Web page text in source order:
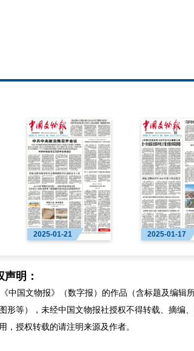
2025-01-21 2025-01-17
声明：
国文物报》（数字报）的作品（含标题及编辑
形等），未经中国文物报社授权不得转载、摘编
，授权转载的请注明来源及作者。